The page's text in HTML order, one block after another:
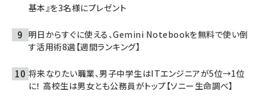
基本』を3名様にプレゼント
明日からすぐに使える、Gemini Notebookを無料で使い倒
す活用術8選【週間ランキング】
将来なりたい職業、男子中学生はITエンジニアが5位→1位
に！ 高校生は男女とも公務員がトップ【ソニー生命調べ】